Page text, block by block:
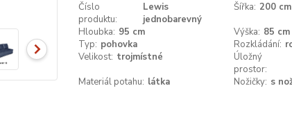
Číslo
produktu:
Lewis
jednobarevný
Šířka: 200 cm
Hloubka: 95 cm Výška: 85 cm
Typ: pohovka Rozkládání:
Velikost: trojmístné
Úložný
prostor:
Materiál potahu: látka Nožičky: s